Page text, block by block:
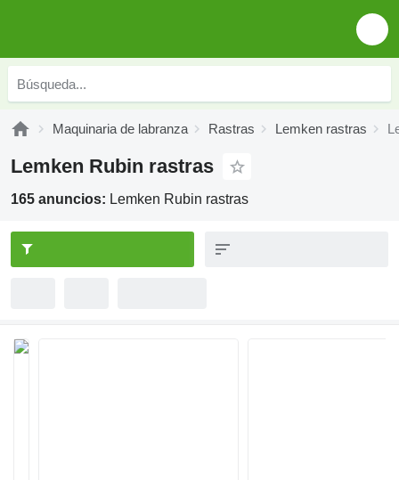
Maquinaria de labranza Rastras Lemken rastras
Lemken Rubin rastras
165 anuncios: Lemken Rubin rastras